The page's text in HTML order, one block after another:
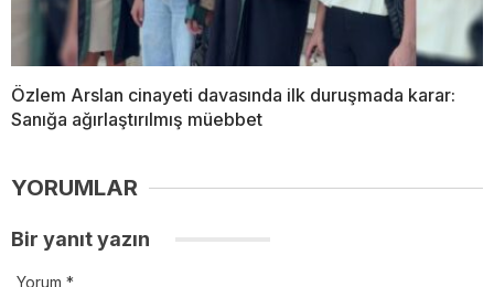
Özlem Arslan cinayeti davasında ilk duruşmada karar:
Sanığa ağırlaştırılmış müebbet
YORUMLAR
Bir yanıt yazın
Yorum *